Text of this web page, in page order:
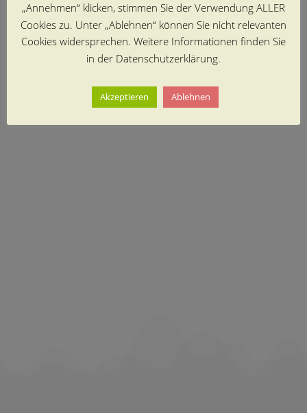
„Annehmen“ klicken, stimmen Sie der Verwendung ALLER
Cookies zu. Unter „Ablehnen“ können Sie nicht relevanten
Cookies widersprechen. Weitere Informationen finden Sie
in der Datenschutzerklärung.
Akzeptieren Ablehnen